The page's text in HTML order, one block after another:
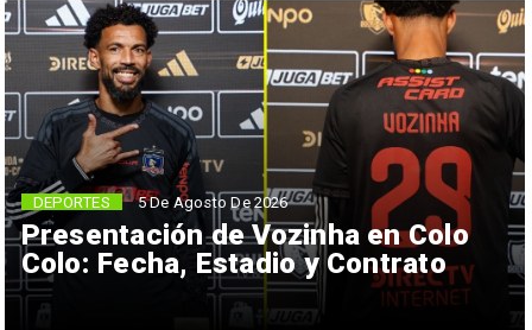
Presentación de Vozinha en Colo
Colo: Fecha, Estadio y Contrato
DEPORTES 5 De Agosto De 2026